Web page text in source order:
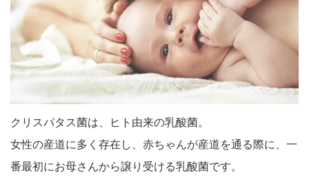
クリスパタス菌は、ヒト由来の乳酸菌。
女性の産道に多く存在し、赤ちゃんが産道を通る際に、一
番最初にお母さんから譲り受ける乳酸菌です。